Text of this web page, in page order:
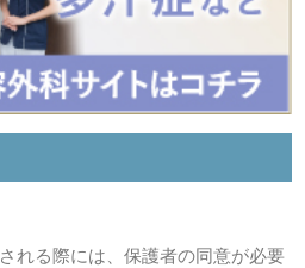
れる際には、保護者の同意が必要